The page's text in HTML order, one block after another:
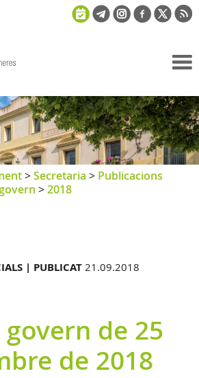
>Secretaria > Publicacions
>2018
| PUBLICAT 21.09.2018
govern de 25
de 2018